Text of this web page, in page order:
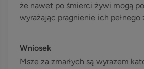
że nawet po śmierci żywi mogą
wyrażając pragnienie ich pełnego
Wniosek
Msze za zmarłych są wyrazem